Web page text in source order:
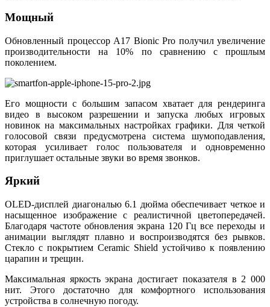
Мощный
Обновленный процессор A17 Bionic Pro получил увеличение
производительности на 10% по сравнению с прошлым
поколением.
Его мощности с большим запасом хватает для рендеринга
видео в высоком разрешении и запуска любых игровых
новинок на максимальных настройках графики. Для четкой
голосовой связи предусмотрена система шумоподавления,
которая усиливает голос пользователя и одновременно
приглушает остальные звуки во время звонков.
Яркий
OLED-дисплей диагональю 6.1 дюйма обеспечивает четкое и
насыщенное изображение с реалистичной цветопередачей.
Благодаря частоте обновления экрана 120 Гц все переходы и
анимации выглядят плавно и воспроизводятся без рывков.
Стекло с покрытием Ceramic Shield устойчиво к появлению
царапин и трещин.
Максимальная яркость экрана достигает показателя в 2 000
нит. Этого достаточно для комфортного использования
устройства в солнечную погоду.